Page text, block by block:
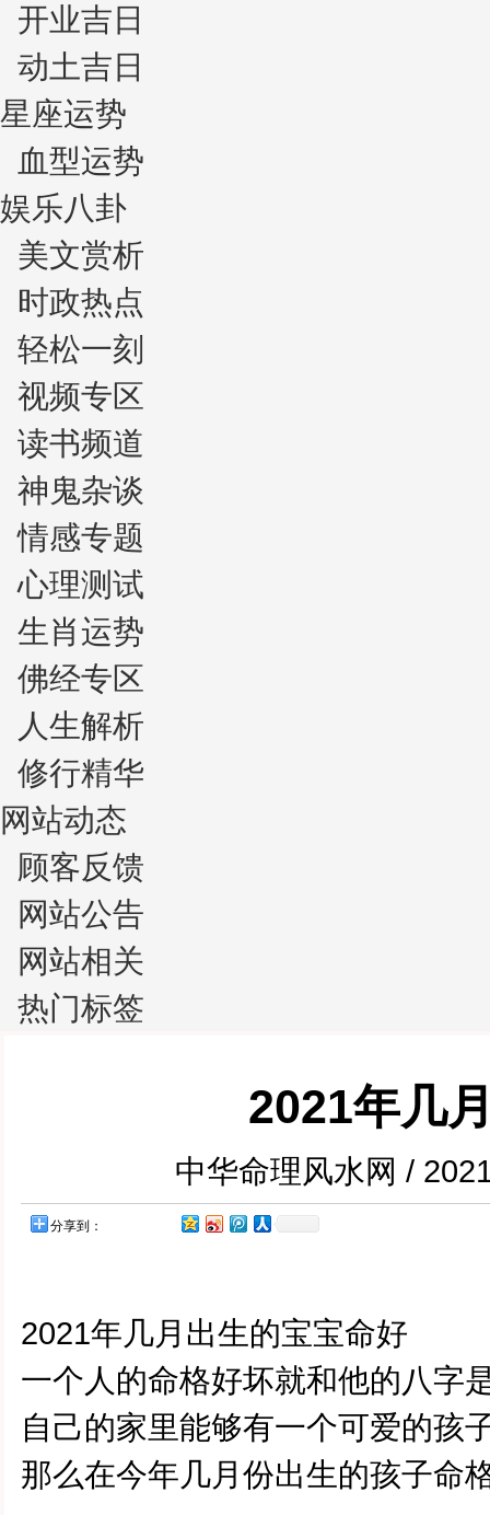
开业吉日
动土吉日
星座运势
血型运势
娱乐八卦
美文赏析
时政热点
轻松一刻
视频专区
读书频道
神鬼杂谈
情感专题
心理测试
生肖运势
佛经专区
人生解析
修行精华
网站动态
顾客反馈
网站公告
网站相关
热门标签
2021年几
中华命理风水网 /
分享到：
2021年几月出生的宝宝命好
一个人的命格好坏就和他的八字
自己的家里能够有一个可爱的孩
那么在今年几月份出生的孩子命